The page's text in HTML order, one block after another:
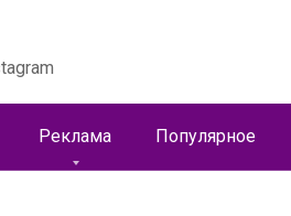
Реклама Популярное